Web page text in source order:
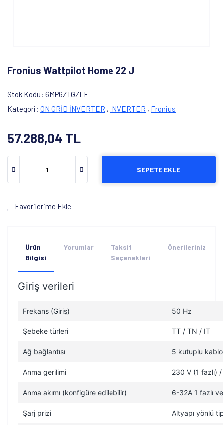
Fronius Wattpilot Home 22 J
Stok Kodu 6MP6ZTGZLE
Kategori ON GRİD İNVERTER , İNVERTER , Fronius
57.288,04 TL
SEPETE EKLE
Favorilerime Ekle
Ürün
Bilgisi
Yorumlar
Taksit
Seçenekleri
Önerileriniz
Giriş verileri
Frekans (Giriş) 50 Hz
Şebeke türleri TT / TN / IT
Ağ bağlantısı 5 kutuplu
Anma gerilimi 230 V (1 fazlı)
Anma akımı (konfigüre edilebilir) 6-32A 1 fazlı
Şarj prizi Altyapı yönlü